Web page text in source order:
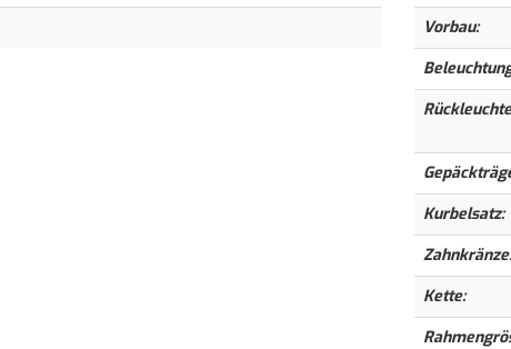
Vorbau:
Kurbelsatz:
Zahnkränze:
Kette: